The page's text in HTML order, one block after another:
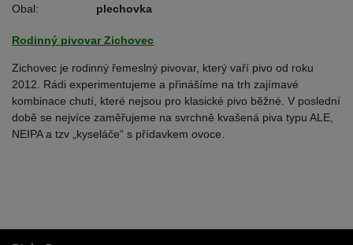
Obal:
plechovka
Rodinný pivovar Zichovec
Zichovec je rodinný řemeslný pivovar, který vaří pivo od roku
2012. Rádi experimentujeme a přinášíme na trh zajímavé
kombinace chutí, které nejsou pro klasické pivo běžné. V poslední
době se nejvíce zaměřujeme na svrchně kvašená piva typu ALE,
NEIPA a tzv „kyseláče“ s přídavkem ovoce.